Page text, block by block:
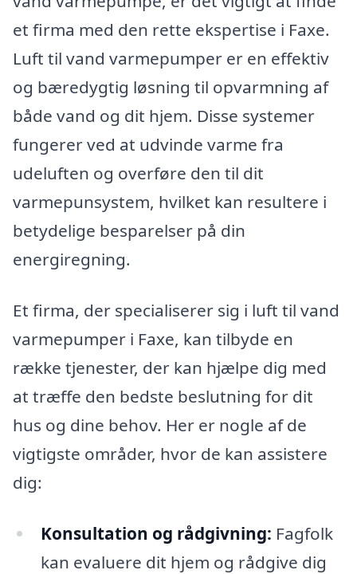
et firma med den rette ekspertise i Faxe.
Luft til vand varmepumper er en effektiv
og bæredygtig løsning til opvarmning af
både vand og dit hjem. Disse systemer
fungerer ved at udvinde varme fra
udeluften og overføre den til dit
varmepunsystem, hvilket kan resultere i
betydelige besparelser på din
energiregning.
Et firma, der specialiserer sig i luft til vand
varmepumper i Faxe, kan tilbyde en
række tjenester, der kan hjælpe dig med
at træffe den bedste beslutning for dit
hus og dine behov. Her er nogle af de
vigtigste områder, hvor de kan assistere
dig:
Konsultation og rådgivning: Fagfolk
kan evaluere dit hjem og rådgive dig